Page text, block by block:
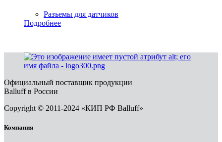
Разъемы для датчиков
Подробнее
Официальный поставщик продукции
Balluff в России
Copyright © 2011-2024 «КИП РФ Balluff»
Компания